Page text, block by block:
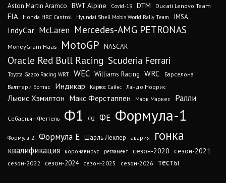
Aston Martin Aramco BWT Alpine Covid-19 DTM Ducati Lenovo Team
FIA Honda HRC Castrol Hyundai Shell Mobis World Rally Team IMSA
IndyCar McLaren Mercedes-AMG PETRONAS
MoneyGram Haas MotoGP NASCAR
Oracle Red Bull Racing Scuderia Ferrari
Toyota Gazoo Racing WRT WEC Williams Racing WRC
Барселона
Валттери Боттас
Индикар Карлос Сайнс Ландо Норрис
Льюис Хэмилтон Макс Ферстаппен Марк Маркес Ралли
Себастьян Феттель Ф1 Ф2 ФЕ Формула-1
Формула-2 Формула Е Шарль Леклер авария гонка
квалификация коронавирус регламент сезон-2020 сезон-2021
сезон-2022 сезон-2024 сезон-2025 сезон-2026 тесты